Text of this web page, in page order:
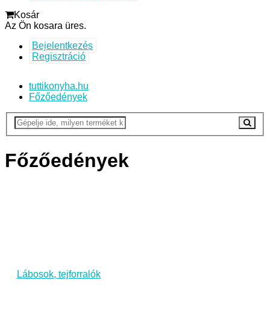
Kosár
Az Ön kosara üres.
Bejelentkezés
Regisztráció
tuttikonyha.hu
Főzőedények
Főzőedények
Lábosok, tejforralók